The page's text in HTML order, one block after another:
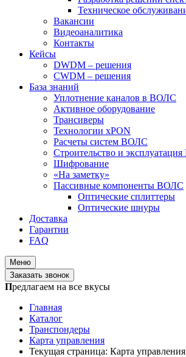
Техническое
Вакансии
Видеоаналитика
Контакты
Кейсы
DWDM – решения
CWDM – решения
База знаний
Уплотнение каналов в ВОЛС
Активное оборудование
Трансиверы
Технологии xPON
Расчеты систем ВОЛС
Строительство и
Шифрование
«На заметку»
Пассивные компоненты ВОЛС
Оптические сплиттеры
Оптические шнуры
Доставка
Гарантии
FAQ
Меню
Заказать звонок
Предлагаем на все вкусы
Главная
Каталог
Транспондеры
Карта управления
Текущая страница: Карта